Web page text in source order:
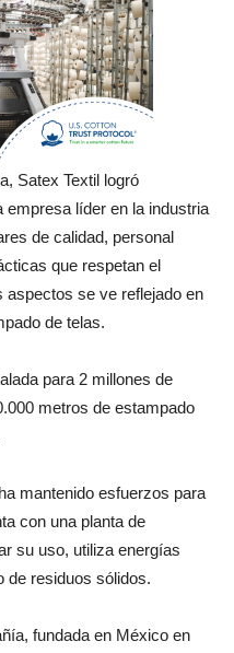
Satex Textil logró
empresa líder en la industria
de calidad, personal
que respetan el
aspectos se ve reflejado en
de telas.
para 2 millones de
metros de estampado
mantenido esfuerzos para
con una planta de
su uso, utiliza energías
de residuos sólidos.
fundada en México en